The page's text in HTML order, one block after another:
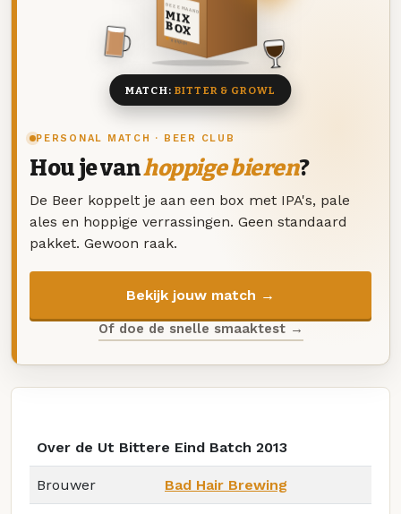
PERSONAL MATCH · BEER CLUB
Hou je vanhoppige bieren?
De Beer koppelt je aan een box met IPA's, pale
ales en hoppige verrassingen. Geen standaard
pakket. Gewoon raak.
Bekijk jouw match →
Of doe de snelle smaaktest →
DEZE MAAND
MIX
BOX
8 BIEREN
MATCH: BITTER & GROWL
Over de Ut Bittere Eind Batch 2013
Brouwer Bad Hair Brewing